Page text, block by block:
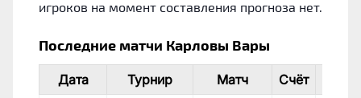
игроков на момент составления прогноза нет.
Последние матчи Карловы Вары
Дата Турнир Матч Счёт